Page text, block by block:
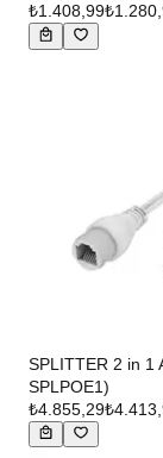
₺1.408,99
SPLITTER 2 in 1
SPLPOE1)
₺4.855,29